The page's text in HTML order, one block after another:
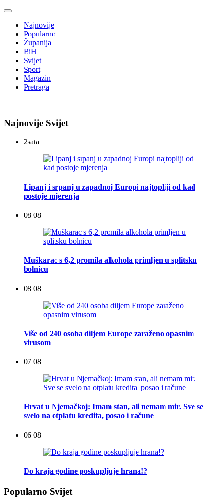
Najnovije
Popularno
Županija
BiH
Svijet
Sport
Magazin
Pretraga
Najnovije Svijet
2sata
Lipanj i srpanj u zapadnoj Europi najtopliji od kad
postoje mjerenja
08 08
Muškarac s 6,2 promila alkohola primljen u splitsku
bolnicu
08 08
Više od 240 osoba diljem Europe zaraženo opasnim
virusom
07 08
Hrvat u Njemačkoj: Imam stan, ali nemam mir. Sve se
svelo na otplatu kredita, posao i račune
06 08
Do kraja godine poskupljuje hrana!?
Popularno Svijet